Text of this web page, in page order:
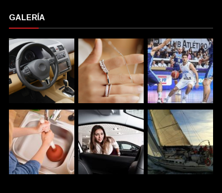
GALERÍA